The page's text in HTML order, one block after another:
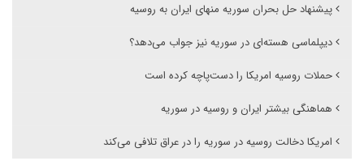
پیشنهاد حل بحران سوریه منهای ایران به روسیه
دیپلماسی هسته‌ای در سوریه نیز جواب می‌دهد؟
حملات روسیه امریکا را دست‌پاچه کرده است
هماهنگی بیشتر ایران و روسیه در سوریه
امریکا دخالت روسیه در سوریه را در عراق تلافی می‌کند